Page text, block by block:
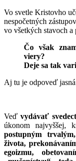
Vo svetle Kristovho
nespočetných
vo všetkých stavoch a
Čo však
viery?
Deje sa tak
Aj tu je odpoveď
Veďvydávať
úkonom najvyššej,
postupným
života,
egoizmu,